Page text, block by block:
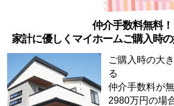
仲介手数料無料！
家計に優しくマイホームご購入時
ご購入時の大
る
仲介手数料が
2980万円の場